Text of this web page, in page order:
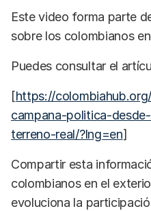
Este video forma parte
sobre los colombianos
Puedes consultar el
[https://
campana-politica-
terreno-real/?lng=en]
Compartir esta
colombianos en el
evoluciona la